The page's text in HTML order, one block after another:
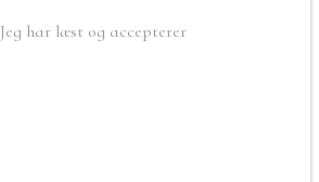
Jeg har læst og accepterer